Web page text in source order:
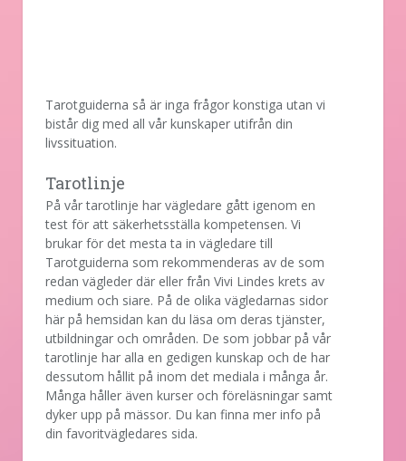
Tarotguiderna så är inga frågor konstiga utan vi
bistår dig med all vår kunskaper utifrån din
livssituation.
Tarotlinje
På vår tarotlinje har vägledare gått igenom en
test för att säkerhetsställa kompetensen. Vi
brukar för det mesta ta in vägledare till
Tarotguiderna som rekommenderas av de som
redan vägleder där eller från Vivi Lindes krets av
medium och siare. På de olika vägledarnas sidor
här på hemsidan kan du läsa om deras tjänster,
utbildningar och områden. De som jobbar på vår
tarotlinje har alla en gedigen kunskap och de har
dessutom hållit på inom det mediala i många år.
Många håller även kurser och föreläsningar samt
dyker upp på mässor. Du kan finna mer info på
din favoritvägledares sida.